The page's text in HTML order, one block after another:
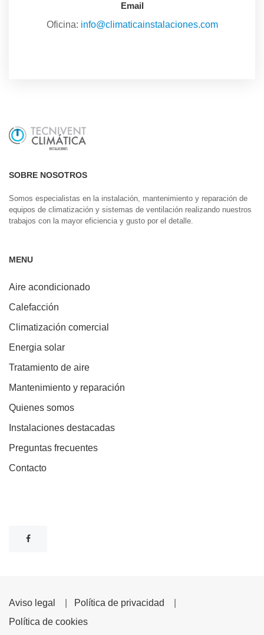
Email
Oficina: info@climaticainstalaciones.com
SOBRE NOSOTROS
Somos especialistas en la instalación, mantenimiento y reparación de
equipos de climatización y sistemas de ventilación realizando nuestros
trabajos con la mayor eficiencia y gusto por el detalle.
MENU
Aire acondicionado
Calefacción
Climatización comercial
Energia solar
Tratamiento de aire
Mantenimiento y reparación
Quienes somos
Instalaciones destacadas
Preguntas frecuentes
Contacto
Aviso legal Política de privacidad
Política de cookies